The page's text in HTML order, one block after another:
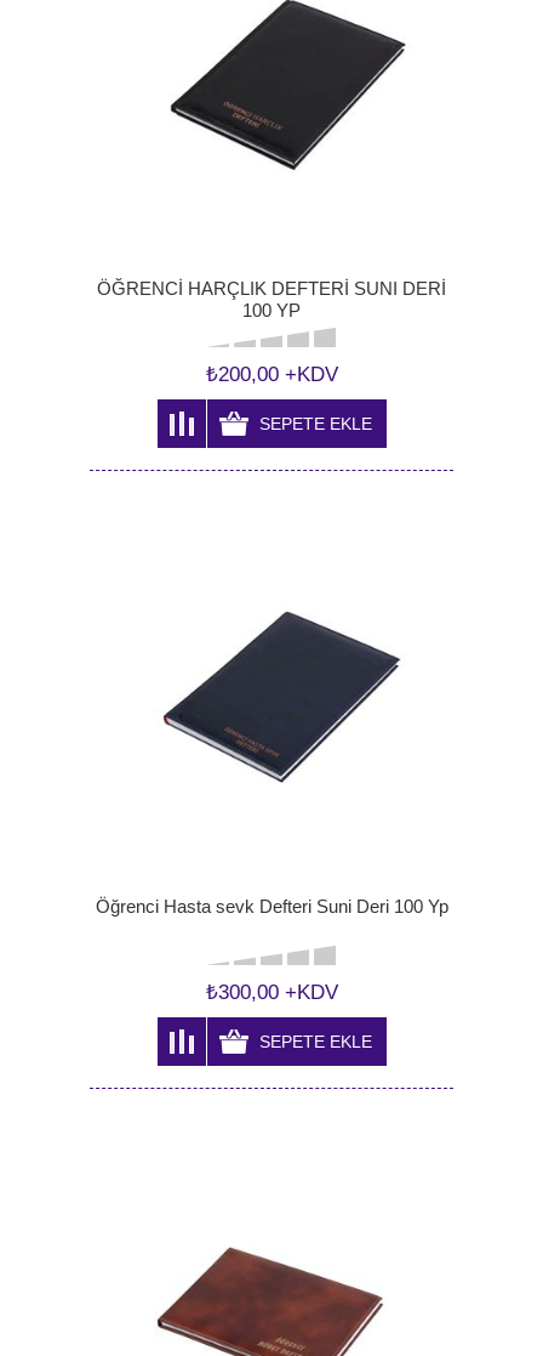
ÖĞRENCİ HARÇLIK DEFTERİ SUNI DERİ
100 YP
₺200,00 +KDV
Öğrenci Hasta sevk Defteri Suni Deri 100 Yp
₺300,00 +KDV